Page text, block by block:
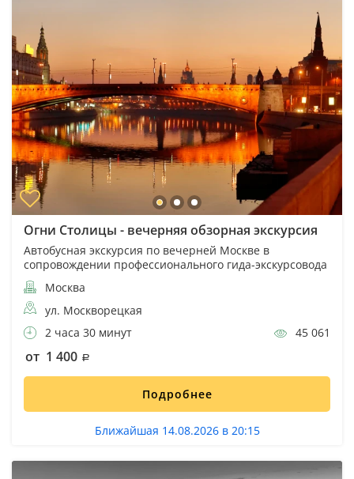
Огни Столицы - вечерняя обзорная экскурсия
Автобусная экскурсия по вечерней Москве в
сопровождении профессионального гида-экскурсовода
Москва
ул. Москворецкая
2 часа 30 минут
45 061
от 1 400
Подробнее
Ближайшая 14.08.2026 в 20:15